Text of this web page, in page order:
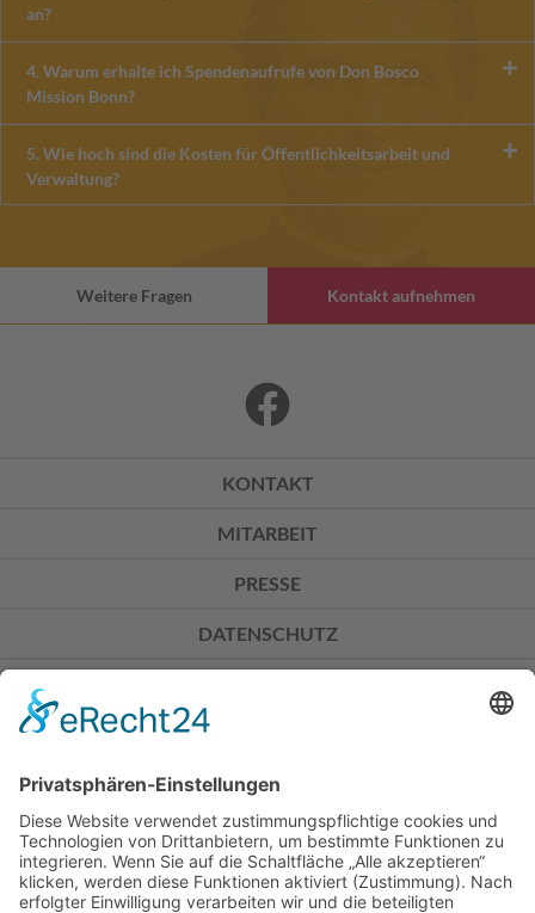
an?
4. Warum erhalte ich Spendenaufrufe von Don Bosco
Mission Bonn?
5. Wie hoch sind die Kosten für Öffentlichkeitsarbeit und
Verwaltung?
Weitere Fragen Kontakt aufnehmen
KONTAKT
MITARBEIT
PRESSE
DATENSCHUTZ